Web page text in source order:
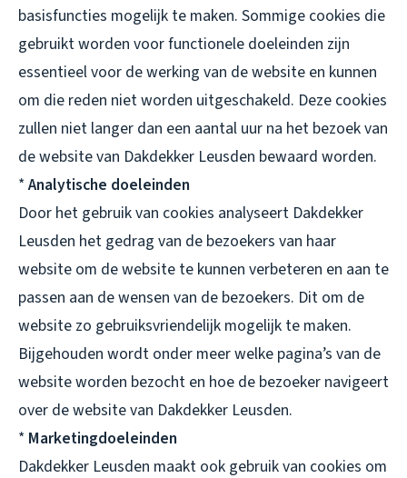
basisfuncties mogelijk te maken. Sommige cookies die
gebruikt worden voor functionele doeleinden zijn
essentieel voor de werking van de website en kunnen
om die reden niet worden uitgeschakeld. Deze cookies
zullen niet langer dan een aantal uur na het bezoek van
de website van Dakdekker Leusden bewaard worden.
*Analytische doeleinden
Door het gebruik van cookies analyseert Dakdekker
Leusden het gedrag van de bezoekers van haar
website om de website te kunnen verbeteren en aan te
passen aan de wensen van de bezoekers. Dit om de
website zo gebruiksvriendelijk mogelijk te maken.
Bijgehouden wordt onder meer welke pagina’s van de
website worden bezocht en hoe de bezoeker navigeert
over de website van Dakdekker Leusden.
* Marketingdoeleinden
Dakdekker Leusden maakt ook gebruik van cookies om